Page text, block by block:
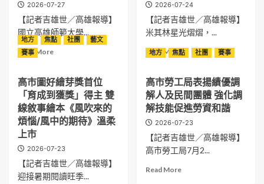
匯
聚
14
國
200
名
棋
士
最
棋
年
僅
厚
植
地
量
的
藝
文
界
前
輩
致
敬
風
風
雨！
雄
中
學
子
28
天
1035
公
里
人
大
賽
登
場
師
生
拚
搶
進
界
2026-07-27
【記者吉雄世／高雄報導】
國立高雄師範大學...
Read MoreRead
臺
灣
第
一
人
師
大
音
2026-07-24
【記者吉雄世／高雄報導】
米其林星光熠熠，...
Read MoreRead
勇
奪
6
綠
星、
雄
地方 焦點 社團
藝文
賽事
高市圖好繪芽獎首位
「育成到獲獎」得主 雙
線敘事繪本《風吹來的
煩惱/風中的期待》溫柔
上市
2026-07-23
【記者吉雄世／高雄報導】
迎接暑期閱讀旺季...
地方 焦點 社團 賽事
高市勞工局表揚績優調
解人及民間團體 強化調
解技能促進勞資和諧
2026-07-23
【記者吉雄世／高雄報導】
高市勞工局7月2...
Read MoreRead